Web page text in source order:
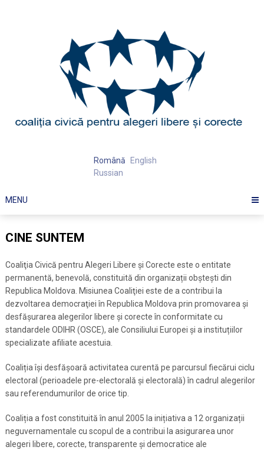
Română
English
Russian
MENU
CINE SUNTEM
Coaliţia Civică pentru Alegeri Libere şi Corecte este o entitate
permanentă, benevolă, constituită din organizații obștești din
Republica Moldova. Misiunea Coaliţiei este de a contribui la
dezvoltarea democraţiei în Republica Moldova prin promovarea și
desfăşurarea alegerilor libere şi corecte în conformitate cu
standardele ODIHR (OSCE), ale Consiliului Europei și a instituțiilor
specializate afiliate acestuia.
Coaliția își desfășoară activitatea curentă pe parcursul fiecărui ciclu
electoral (perioadele pre-electorală și electorală) în cadrul alegerilor
sau referendumurilor de orice tip.
Coaliția a fost constituită în anul 2005 la inițiativa a 12 organizații
neguvernamentale cu scopul de a contribui la asigurarea unor
alegeri libere, corecte, transparente și democratice ale